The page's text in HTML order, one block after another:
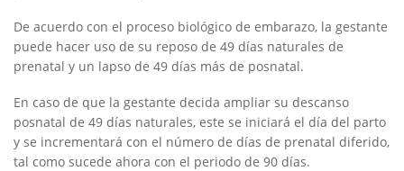
De acuerdo con el proceso biológico de embarazo, la gestante
puede hacer uso de su reposo de 49 días naturales de
prenatal y un lapso de 49 días más de posnatal.
En caso de que la gestante decida ampliar su descanso
posnatal de 49 días naturales, este se iniciará el día del parto
y se incrementará con el número de días de prenatal diferido,
tal como sucede ahora con el periodo de 90 días.